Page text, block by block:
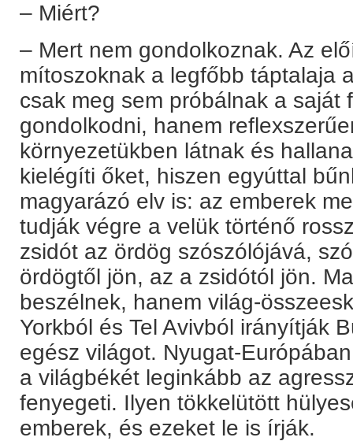
– Miért?
– Mert nem gondolkoznak. Az
mítoszoknak a legfőbb táptalaja
csak meg sem próbálnak a saját
gondolkodni, hanem
környezetükben látnak és
kielégíti őket, hiszen egyúttal
magyarázó elv is: az emberek
tudják végre a velük történő
zsidót az ördög szószólójává,
ördögtől jön, az a zsidótól jön.
beszélnek, hanem világ-
Yorkból és Tel Avivból irányítják
egész világot. Nyugat-
a világbékét leginkább az
fenyegeti. Ilyen tökkelütött
emberek, és ezeket le is írják.